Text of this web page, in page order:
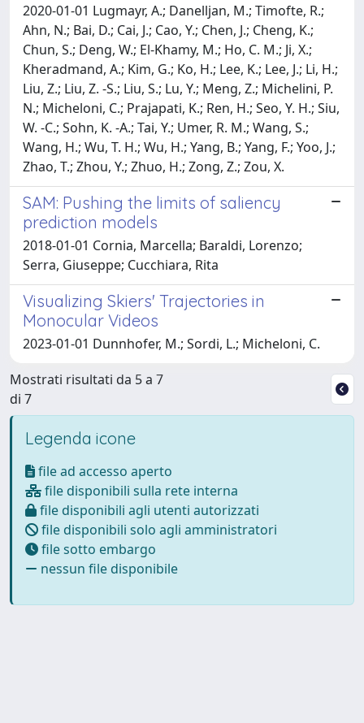
2020-01-01 Lugmayr, A.; Danelljan, M.; Timofte, R.;
Ahn, N.; Bai, D.; Cai, J.; Cao, Y.; Chen, J.; Cheng, K.;
Chun, S.; Deng, W.; El-Khamy, M.; Ho, C. M.; Ji, X.;
Kheradmand, A.; Kim, G.; Ko, H.; Lee, K.; Lee, J.; Li, H.;
Liu, Z.; Liu, Z. -S.; Liu, S.; Lu, Y.; Meng, Z.; Michelini, P.
N.; Micheloni, C.; Prajapati, K.; Ren, H.; Seo, Y. H.; Siu,
W. -C.; Sohn, K. -A.; Tai, Y.; Umer, R. M.; Wang, S.;
Wang, H.; Wu, T. H.; Wu, H.; Yang, B.; Yang, F.; Yoo, J.;
Zhao, T.; Zhou, Y.; Zhuo, H.; Zong, Z.; Zou, X.
SAM: Pushing the limits of saliency
prediction models
2018-01-01 Cornia, Marcella; Baraldi, Lorenzo;
Serra, Giuseppe; Cucchiara, Rita
Visualizing Skiers' Trajectories in
Monocular Videos
2023-01-01 Dunnhofer, M.; Sordi, L.; Micheloni, C.
Mostrati risultati da 5 a 7
di 7
Legenda icone
file ad accesso aperto
file disponibili sulla rete interna
file disponibili agli utenti autorizzati
file disponibili solo agli amministratori
file sotto embargo
nessun file disponibile